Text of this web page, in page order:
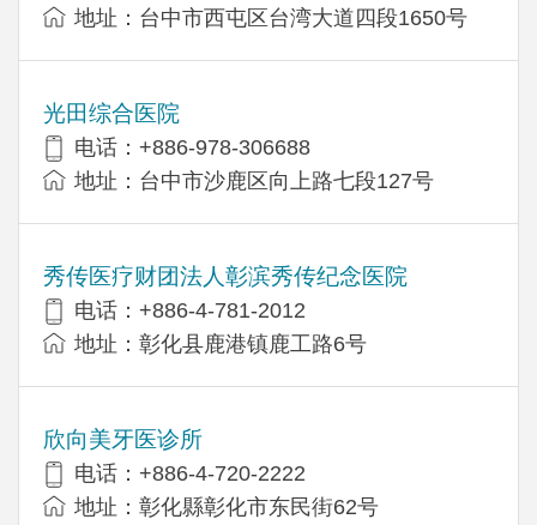
地址：台中市西屯区台湾大道四段1650号
光田综合医院
电话：+886-978-306688
地址：台中市沙鹿区向上路七段127号
秀传医疗财团法人彰滨秀传纪念医院
电话：+886-4-781-2012
地址：彰化县鹿港镇鹿工路6号
欣向美牙医诊所
电话：+886-4-720-2222
地址：彰化縣彰化市东民街62号